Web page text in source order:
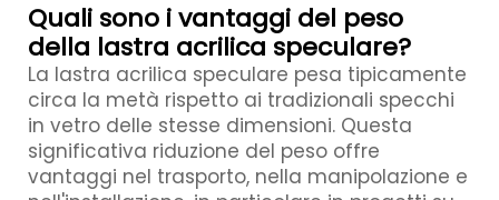
Quali sono i vantaggi del peso
della lastra acrilica speculare?
La lastra acrilica speculare pesa tipicamente
circa la metà rispetto ai tradizionali specchi
in vetro delle stesse dimensioni. Questa
significativa riduzione del peso offre
vantaggi nel trasporto, nella manipolazione e